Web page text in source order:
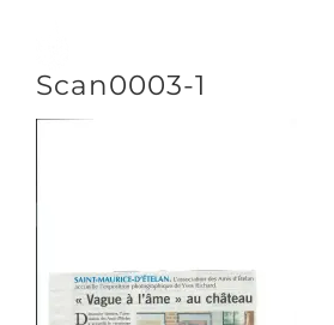
contenuScan0003-1